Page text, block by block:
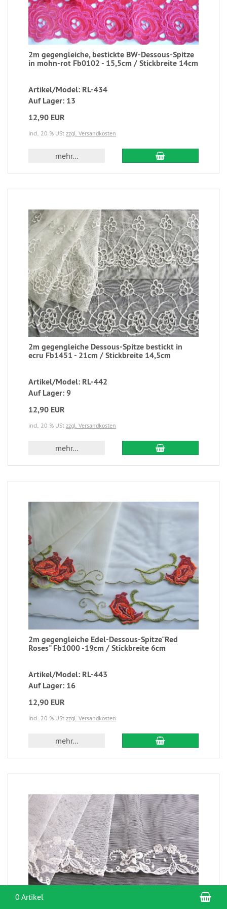
2m gegengleiche, bestickte BW-Dessous-Spitze
in mohn-rot Fb0102 - 15,5cm / Stickbreite 14cm
Artikel/Model: RL-434
Auf Lager: 13
12,90 EUR
incl. 20 % USt zzgl. Versandkosten
mehr...
2m gegengleiche Dessous-Spitze bestickt in
ecru Fb1451 - 21cm / Stickbreite 14,5cm
Artikel/Model: RL-442
Auf Lager: 9
12,90 EUR
incl. 20 % USt zzgl. Versandkosten
mehr...
2m gegengleiche Edel-Dessous-Spitze"Red
Roses" Fb1000 -19cm / Stickbreite 6cm
Artikel/Model: RL-443
Auf Lager: 16
12,90 EUR
incl. 20 % USt zzgl. Versandkosten
mehr...
0 Artikel